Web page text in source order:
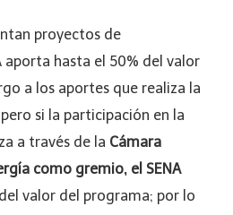
proyectos de
aporta hasta el 50% del valor
a los aportes que realiza la
si la participación en la
a través de la Cámara
como gremio, el SENA
del valor del programa; por lo